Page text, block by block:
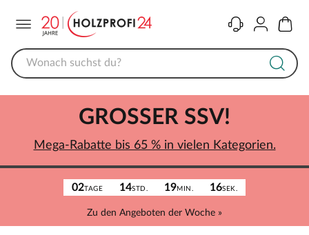
KontaktKonto
02TAGE 14STD. 19MIN. 16SEK.
Zu den Angeboten der Woche »
GROSSER SSV!
Mega-Rabatte bis 65 % in vielen Kategorien.